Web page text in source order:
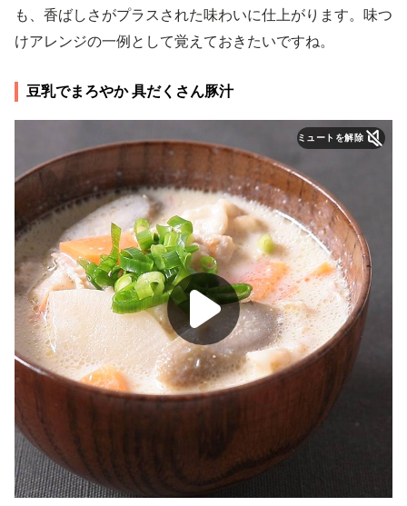
も、香ばしさがプラスされた味わいに仕上がります。味つ
けアレンジの一例として覚えておきたいですね。
豆乳でまろやか 具だくさん豚汁
ミュートを解除